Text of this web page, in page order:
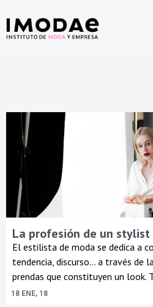
La profesión de un stylist
18 ENE, 18
El estilista de moda se dedica a
tendencia, discurso... a través de
prendas que constituyen un look.